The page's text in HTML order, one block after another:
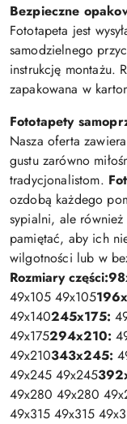
Bezpieczne
Fototapeta jest
samodzielnego
instrukcję montażu.
zapakowana w
Fototapety
Nasza oferta
gustu zarówno
tradycjonalistom.
ozdobą każdego
sypialni, ale
pamiętać, aby ich
wilgotności lub w
Rozmiary części:
49x105 49x105
49x140245x175:
49x175294x210:
49x210343x245:
49x245 49x245
49x280 49x280
49x315 49x315